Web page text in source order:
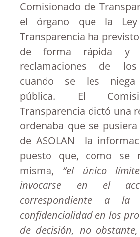
Comisionado de
el órgano que la Ley
Transparencia ha
de forma rápida y
reclamaciones de los
cuando se les niega
pública. El
Transparencia dictó una
ordenaba que se
de ASOLAN la
puesto que, como se
misma, “el único
invocarse en el
correspondiente a la
confidencialidad en los
de decisión, no